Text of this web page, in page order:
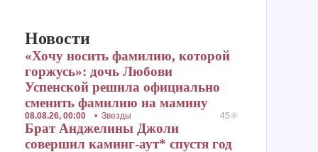
Новости
«Хочу носить фамилию, которой
горжусь»: дочь Любови
Успенской решила официально
сменить фамилию на мамину
08.08.26, 00:00 • Звезды 45
Брат Анджелины Джоли
совершил каминг-аут* спустя год